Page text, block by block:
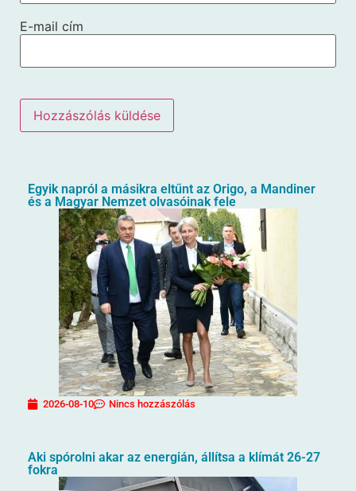
E-mail cím
Egyik napról a másikra eltűnt az Origo, a Mandiner
és a Magyar Nemzet olvasóinak fele
2026-08-10 Nincs hozzászólás
Aki spórolni akar az energián, állítsa a klímát 26-27
fokra